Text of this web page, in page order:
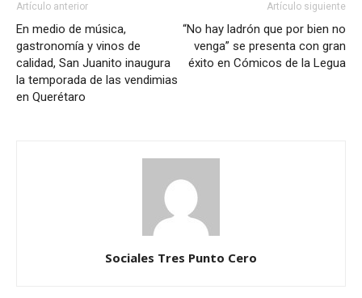
Artículo anterior
En medio de música,
gastronomía y vinos de
calidad, San Juanito inaugura
la temporada de las vendimias
en Querétaro
Artículo siguiente
“No hay ladrón que por bien no
venga” se presenta con gran
éxito en Cómicos de la Legua
Sociales Tres Punto Cero